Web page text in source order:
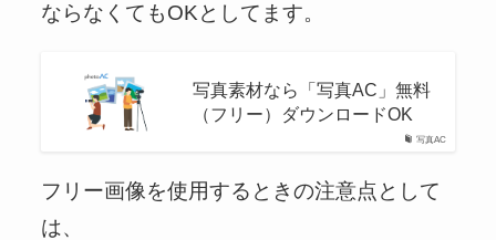
ならなくてもOKとしてます。
写真AC
写真素材なら「写真AC」無料
（フリー）ダウンロードOK
フリー画像を使用するときの注意点として
は、